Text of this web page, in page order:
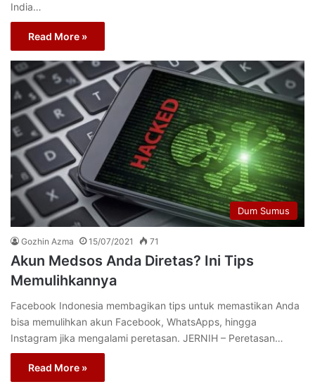
India…
Read More »
Dum Sumus
Gozhin Azma 15/07/2021 71
Akun Medsos Anda Diretas? Ini Tips
Memulihkannya
Facebook Indonesia membagikan tips untuk memastikan Anda
bisa memulihkan akun Facebook, WhatsApps, hingga
Instagram jika mengalami peretasan. JERNIH – Peretasan…
Read More »